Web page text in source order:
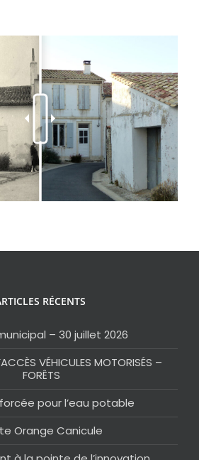
RÉCENTS
– 30 juillet 2026
VÉHICULES MOTORISÉS –
FORÊTS
pour l’eau potable
Orange Canicule